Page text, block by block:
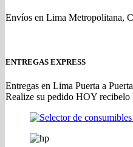
Envíos en Lima Metropolitana,
ENTREGAS EXPRESS
Entregas en Lima Puerta a
Realize su pedido HOY recibelo